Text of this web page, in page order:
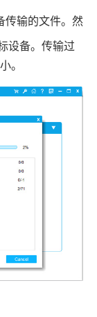
传输的文件。然
设备。传输过
。